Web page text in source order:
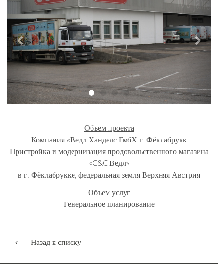
Объем проекта
Компания «Ведл Ханделс ГмбХ г. Фёклабрукк
Пристройка и модернизация продовольственного магазина
«C&C Ведл»
в г. Фёклабрукке, федеральная земля Верхняя Австрия
Объем услуг
Генеральное планирование
Назад к списку